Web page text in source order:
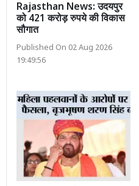
Rajasthan News: उदयपुर
को 421 करोड़ रुपये की विकास
सौगात
Published On 02 Aug 2026
19:49:56